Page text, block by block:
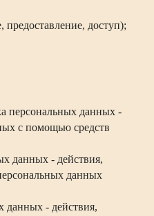
предоставление, доступ);
персональных данных -
с помощью средств
данных - действия,
данных
данных - действия,